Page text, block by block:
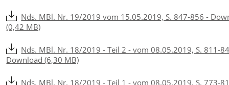
Nds. MBl. Nr. 19/2019 vom 15.05.2019, S. 847-856 -
(0,42 MB)
Nds. MBl. Nr. 18/2019 - Teil 2 - vom 08.05.2019, S. 811-
Download (6,30 MB)
Nds. MBl. Nr. 18/2019 - Teil 1 - vom 08.05.2019, S. 773-